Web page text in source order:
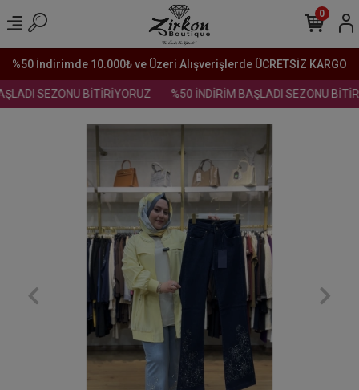
%50 İndirimde 10.000₺ ve Üzeri Alışverişlerde ÜCRETSİZ KARGO
SEZONU BİTİRİYORUZ %50 İNDİRİM BAŞLADI SEZONU
0